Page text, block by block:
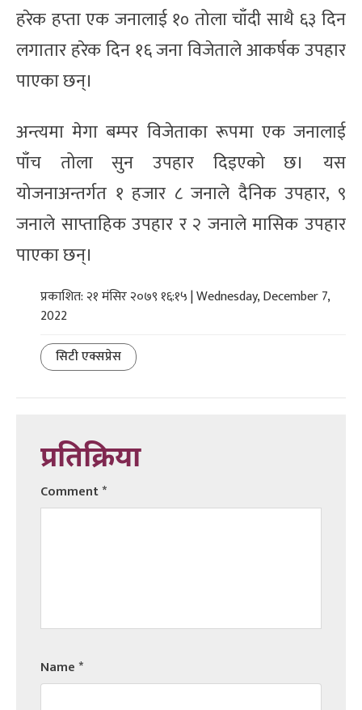
हरेक हप्ता एक जनालाई १० तोला चाँदी साथै ६३ दिन
लगातार हरेक दिन १६ जना विजेताले आकर्षक उपहार
पाएका छन्।
अन्त्यमा मेगा बम्पर विजेताका रूपमा एक जनालाई
पाँच तोला सुन उपहार दिइएको छ। यस
योजनाअन्तर्गत १ हजार ८ जनाले दैनिक उपहार, ९
जनाले साप्ताहिक उपहार र २ जनाले मासिक उपहार
पाएका छन्।
प्रकाशित: २१ मंसिर २०७९ १६:१५ | Wednesday, December 7,
2022
सिटी एक्सप्रेस
प्रतिक्रिया
Comment*
Name*